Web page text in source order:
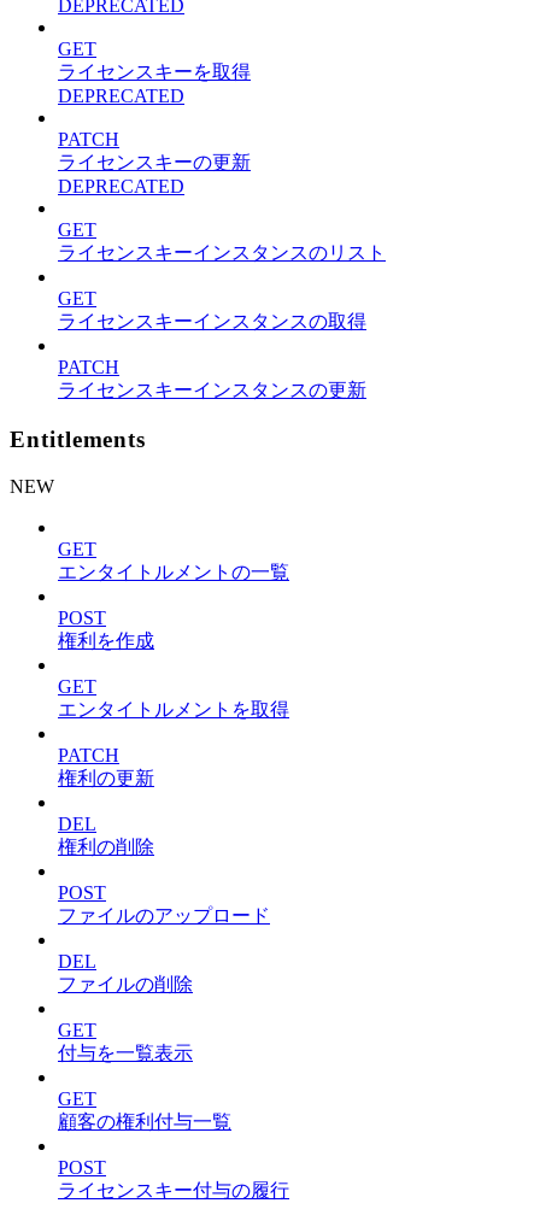
DEPRECATED
GET
ライセンスキーを取得
DEPRECATED
PATCH
ライセンスキーの更新
DEPRECATED
GET
ライセンスキーインスタンスのリスト
GET
ライセンスキーインスタンスの取得
PATCH
ライセンスキーインスタンスの更新
Entitlements
NEW
GET
エンタイトルメントの一覧
POST
権利を作成
GET
エンタイトルメントを取得
PATCH
権利の更新
DEL
権利の削除
POST
ファイルのアップロード
DEL
ファイルの削除
GET
付与を一覧表示
GET
顧客の権利付与一覧
POST
ライセンスキー付与の履行